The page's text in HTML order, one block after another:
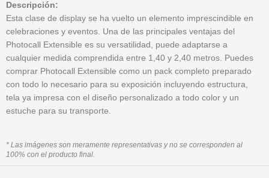
Descripción:
Esta clase de display se ha vuelto un elemento imprescindible en
celebraciones y eventos. Una de las principales ventajas del
Photocall Extensible es su versatilidad, puede adaptarse a
cualquier medida comprendida entre 1,40 y 2,40 metros. Puedes
comprar Photocall Extensible como un pack completo preparado
con todo lo necesario para su exposición incluyendo estructura,
tela ya impresa con el diseño personalizado a todo color y un
estuche para su transporte.
* Las imágenes son meramente representativas y no se corresponden al
100% con el producto final.